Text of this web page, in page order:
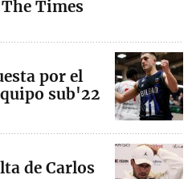
Times
por el
sub'22
de Carlos